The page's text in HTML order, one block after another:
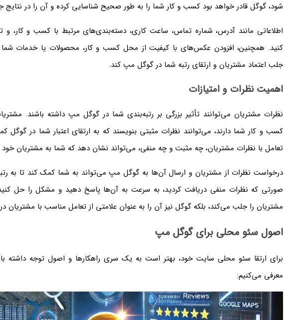
شود، گوگل قادر خواهد بود کسب و کار شما را به طور صحیح شناسایی کرده و آن را در نتایج
اطلاعاتی مانند آدرس، شماره تماس، ساعت کاری، دسته‌بندی‌های مرتبط با کسب و کار، و
کنید. همچنین، افزودن عکس‌های با کیفیت از محل کسب و کار، محصولات یا خدمات شما
جلب اعتماد مشتریان و ارتقای رتبه شما در گوگل مپ کند.
اهمیت نظرات و امتیازات
نظرات مشتریان می‌توانند تأثیر بزرگی بر رتبه‌بندی شما در گوگل مپ داشته باشند.
کسب و کار شما دارند، می‌توانند نظرات مثبتی بنویسند که به ارتقای اعتبار شما در گوگل
تعامل با نظرات مشتریان، چه مثبت و چه منفی، می‌تواند نشان دهد که شما به مشتریان
درخواست نظرات از مشتریان و ارسال آن‌ها به گوگل مپ می‌تواند به شما کمک کند تا به
صورتی که نظرات منفی دریافت کردید، به سرعت به آن‌ها پاسخ دهید و مشکل را حل کنید.
مشتریان را جلب می‌کند، بلکه گوگل نیز آن را به عنوان علامتی از تعامل مناسب با مشتریان
اصول سئو محلی برای گوگل مپ
برای ارتقا سئو محلی سایت خود، بهتر است به یک سری راهکارها و اصول توجه داشته
معرفی می‌کنیم: